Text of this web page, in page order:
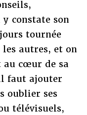
y constate son
tournée
les autres, et on
au cœur de sa
faut ajouter
oublier ses
télévisuels,